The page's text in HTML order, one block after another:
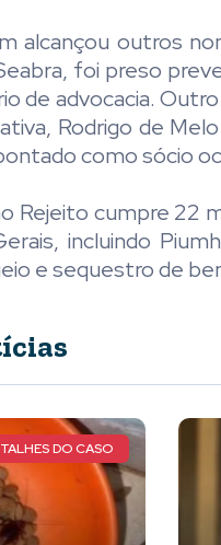
alcançou outros
foi preso
de advocacia.
Rodrigo de
como sócio
Rejeito cumpre 22
incluindo
e sequestro de
MARIA LUIZA DE FARIA